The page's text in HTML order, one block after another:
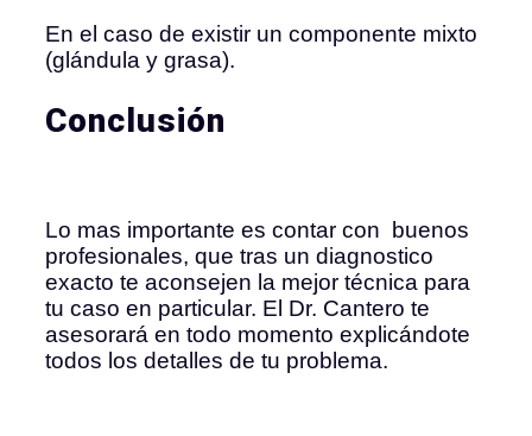
En el caso de existir un componente mixto
(glándula y grasa).
Conclusión
Lo mas importante es contar con buenos
profesionales, que tras un diagnostico
exacto te aconsejen la mejor técnica para
tu caso en particular. El Dr. Cantero te
asesorará en todo momento explicándote
todos los detalles de tu problema.